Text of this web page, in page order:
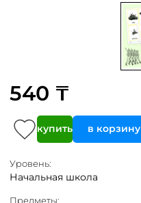
540 ₸
купить в корзину
Уровень:
Начальная школа
Предметы: